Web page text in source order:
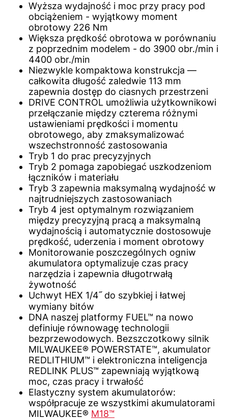
Wyższa wydajność i moc przy pracy pod
obciążeniem - wyjątkowy moment
obrotowy 226 Nm
Większa prędkość obrotowa w porównaniu
z poprzednim modelem - do 3900 obr./min i
4400 obr./min
Niezwykle kompaktowa konstrukcja —
całkowita długość zaledwie 113 mm
zapewnia dostęp do ciasnych przestrzeni
DRIVE CONTROL umożliwia użytkownikowi
przełączanie między czterema różnymi
ustawieniami prędkości i momentu
obrotowego, aby zmaksymalizować
wszechstronność zastosowania
Tryb 1 do prac precyzyjnych
Tryb 2 pomaga zapobiegać uszkodzeniom
łączników i materiału
Tryb 3 zapewnia maksymalną wydajność w
najtrudniejszych zastosowaniach
Tryb 4 jest optymalnym rozwiązaniem
między precyzyjną pracą a maksymalną
wydajnością i automatycznie dostosowuje
prędkość, uderzenia i moment obrotowy
Monitorowanie poszczególnych ogniw
akumulatora optymalizuje czas pracy
narzędzia i zapewnia długotrwałą
żywotność
Uchwyt HEX 1/4˝ do szybkiej i łatwej
wymiany bitów
DNA naszej platformy FUEL™ na nowo
definiuje równowagę technologii
bezprzewodowych. Bezszczotkowy silnik
MILWAUKEE® POWERSTATE™, akumulator
REDLITHIUM™ i elektroniczna inteligencja
REDLINK PLUS™ zapewniają wyjątkową
moc, czas pracy i trwałość
Elastyczny system akumulatorów:
współpracuje ze wszystkimi akumulatorami
MILWAUKEE® M18™